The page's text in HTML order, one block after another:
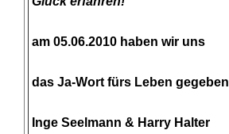
am 05.06.2010 haben wir uns
das Ja-Wort fürs Leben gegeben
Inge Seelmann & Harry Halter